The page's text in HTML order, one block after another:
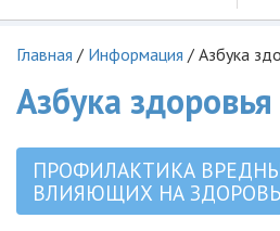
Главная / Информация / Азбука
Азбука здоровья
ПРОФИЛАКТИКА
ВЛИЯЮЩИХ НА